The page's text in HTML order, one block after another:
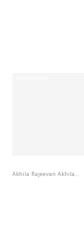
Akhila Rajeevan Akhila Rajeevan